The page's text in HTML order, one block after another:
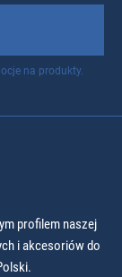
na produkty.
profilem naszej
i akcesoriów do